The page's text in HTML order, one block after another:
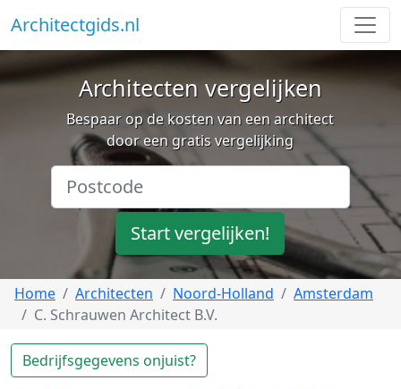
Architectgids.nl
Architecten vergelijken
Bespaar op de kosten van een architect
door een gratis vergelijking
Start vergelijken!
Home Architecten Noord-Holland
Amsterdam
C. Schrauwen Architect B.V.
Bedrijfsgegevens onjuist?